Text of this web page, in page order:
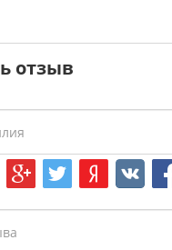
отзыв